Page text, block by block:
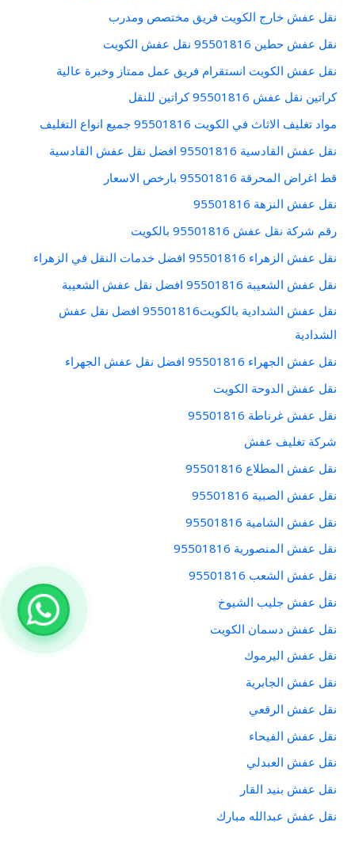
نقل عفش خارج الكويت فريق مختصص ومدرب
نقل عفش حطين 95501816 نقل عفش الكويت
نقل عفش الكويت انستقرام فريق عمل ممتاز وخبرة عالية
كراتين نقل عفش 95501816 كراتين للنقل
مواد تغليف الاثاث في الكويت 95501816 جميع انواع التغليف
نقل عفش القادسية 95501816 افضل نقل عفش القادسية
قط اغراض المحرقة 95501816 بارخص الاسعار
نقل عفش النزهة 95501816
رقم شركة نقل عفش 95501816 بالكويت
نقل عفش الزهراء 95501816 افضل خدمات النقل في الزهراء
نقل عفش الشعيبة 95501816 افضل نقل عفش الشعيبة
نقل عفش الشدادية بالكويت95501816 افضل نقل عفش
الشدادية
نقل عفش الجهراء 95501816 افضل نقل عفش الجهراء
نقل عفش الدوحة الكويت
نقل عفش غرناطة 95501816
شركة تغليف عفش
نقل عفش المطلاع 95501816
نقل عفش الصبية 95501816
نقل عفش الشامية 95501816
نقل عفش المنصورية 95501816
نقل عفش الشعب 95501816
نقل عفش جليب الشيوخ
نقل عفش دسمان الكويت
نقل عفش اليرموك
نقل عفش الجابرية
نقل عفش الرقعي
نقل عفش الفيحاء
نقل عفش العبدلي
نقل عفش بنيد القار
نقل عفش عبدالله مبارك